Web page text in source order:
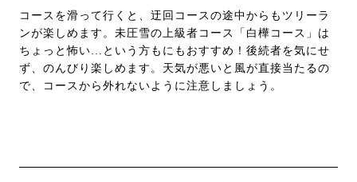
コースを滑って行くと、迂回コースの途中からもツリーラ
ンが楽しめます。未圧雪の上級者コース「白樺コース」は
ちょっと怖い…という方もにもおすすめ！後続者を気にせ
ず、のんびり楽しめます。天気が悪いと風が直接当たるの
で、コースから外れないように注意しましょう。